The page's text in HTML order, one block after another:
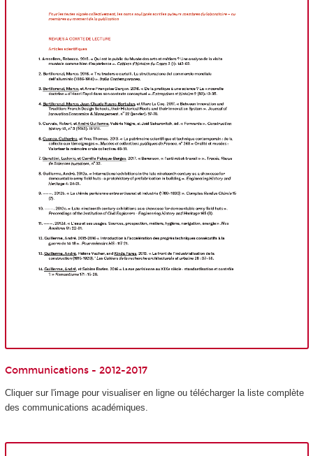
Communications - 2012-2017
Cliquer sur l'image pour visualiser en ligne ou télécharger la liste complète
des communications académiques.